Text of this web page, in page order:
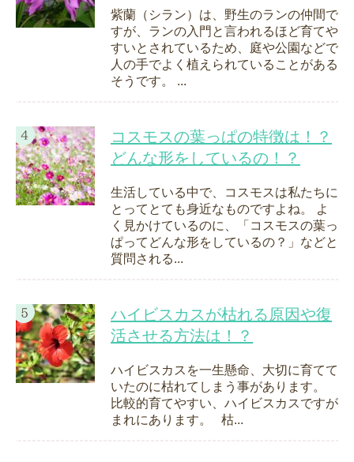
紫蘭（シラン）は、野生のランの仲間で
すが、ランの入門と言われるほど育てや
すいとされているため、庭や公園などで
人の手でよく植えられていることがある
そうです。 ...
コスモスの葉っぱの特徴は！？
どんな形をしているの！？
生活している中で、コスモスは私たちに
とってとても身近なものですよね。 よ
く見かけているのに、「コスモスの葉っ
ぱってどんな形をしているの？」などと
質問される...
ハイビスカスが枯れる原因や復
活させる方法は！？
ハイビスカスを一生懸命、大切に育てて
いたのに枯れてしまう事があります。
比較的育てやすい、ハイビスカスですが
まれにあります。 枯...